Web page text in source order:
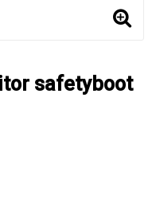
safetyboot